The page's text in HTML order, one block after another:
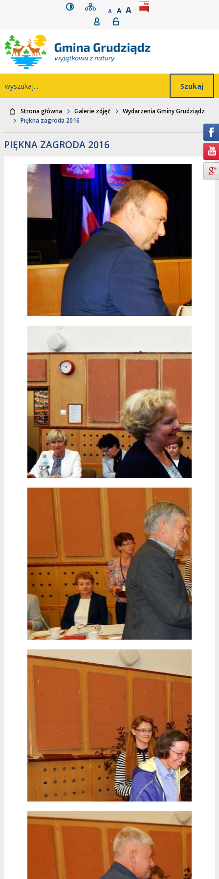
Przejdź do głównego
Przejdź do treści
Przejdź do
wyszukiwarki
Przejdź do mapywersja kontrastowa
mapa serwisu
A POMNIEJSZ CZCIONKĘ
A STANDARDOWY ROZMIAR
A POWIĘKSZ
rozmiar czcionki
Rejestracja
Strona główna Galerie zdjęć
Wydarzenia Gminy Grudziądz
Piękna zagroda 2016
PIĘKNA ZAGRODA 2016